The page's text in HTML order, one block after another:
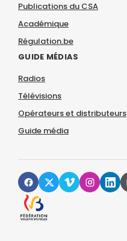
Publications du CSA
Académique
Régulation.be
GUIDE MÉDIAS
Radios
Télévisions
Opérateurs et distributeurs
Guide média